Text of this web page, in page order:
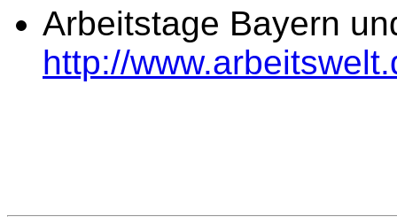
Arbeitstage Bayern
http://